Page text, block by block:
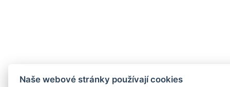
Naše webové stránky používají cookies